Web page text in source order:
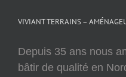
VIVIANT TERRAINS –
Depuis 35 ans nous
bâtir de qualité en